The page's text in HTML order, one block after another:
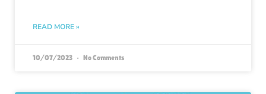
READ MORE »
10/07/2023 No Comments